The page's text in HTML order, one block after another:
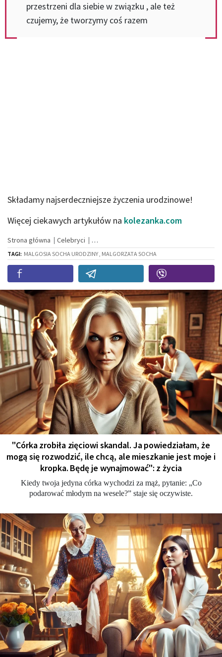
przestrzeni dla siebie w związku , ale też
czujemy, że tworzymy coś razem
Składamy najserdeczniejsze życzenia urodzinowe!
Więcej ciekawych artykułów na kolezanka.com
Strona główna Celebryci
TAGI: MALGOSIA SOCHA URODZINY , MALGORZATA SOCHA
"Córka zrobiła zięciowi skandal. Ja powiedziałam, że
mogą się rozwodzić, ile chcą, ale mieszkanie jest moje i
kropka. Będę je wynajmować": z życia
Kiedy twoja jedyna córka wychodzi za mąż, pytanie: „Co
podarować młodym na wesele?” staje się oczywiste.